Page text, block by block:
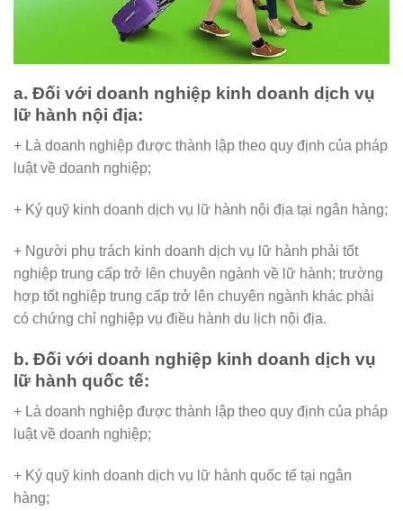
a. Đối với doanh nghiệp kinh doanh dịch vụ
lữ hành nội địa:
+ Là doanh nghiệp được thành lập theo quy định của pháp
luật về doanh nghiệp;
+ Ký quỹ kinh doanh dịch vụ lữ hành nội địa tại ngân hàng;
+ Người phụ trách kinh doanh dịch vụ lữ hành phải tốt
nghiệp trung cấp trở lên chuyên ngành về lữ hành; trường
hợp tốt nghiệp trung cấp trở lên chuyên ngành khác phải
có chứng chỉ nghiệp vụ điều hành du lịch nội địa.
b. Đối với doanh nghiệp kinh doanh dịch vụ
lữ hành quốc tế:
+ Là doanh nghiệp được thành lập theo quy định của pháp
luật về doanh nghiệp;
+ Ký quỹ kinh doanh dịch vụ lữ hành quốc tế tại ngân
hàng;